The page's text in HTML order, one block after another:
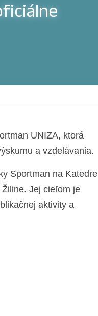
UNIZA, ktorá
a vzdelávania.
Sportman na Katedre
Jej cieľom je
aktivity a